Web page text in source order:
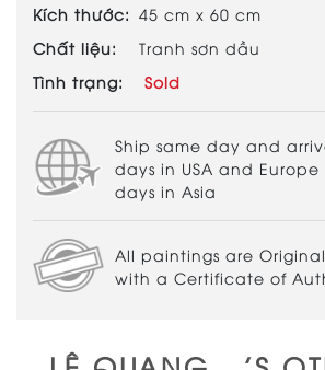
Kích thước: 45 cm x 60 cm
Chất liệu:
Tranh sơn dầu
Tình trạng:
Sold
Ship same day and
days in USA and
days in Asia
All paintings are
with a Certificate of